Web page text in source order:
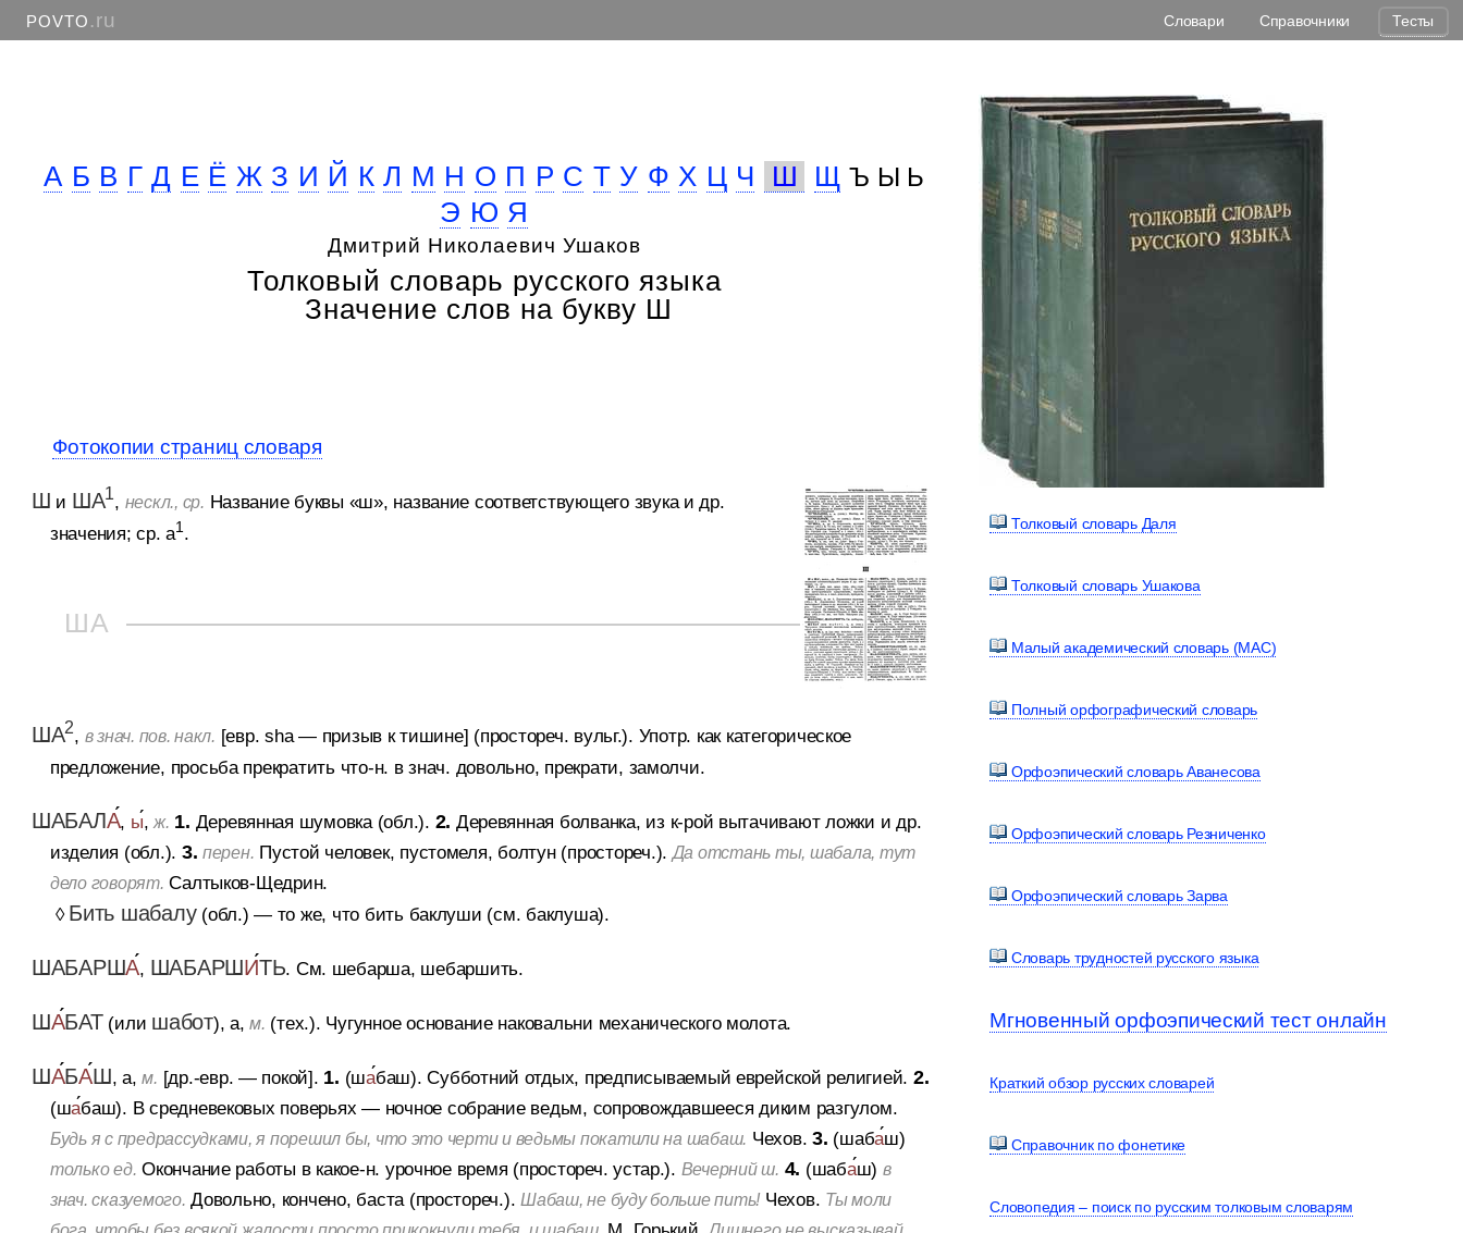
POVTO .ru Словари Справочники Тесты
А Б В Г Д Е Ё Ж З И Й К Л М Н О П Р С Т У Ф Х Ц Ч Ш Щ Ъ Ы Ь
Э Ю Я
Дмитрий Николаевич Ушаков
Толковый словарь русского языка
Значение слов на букву Ш
Фотокопии страниц словаря
Ш и ША1, нескл., ср. Название буквы «ш», название соответствующего звука и др.
значения; ср. а1.
ША
ША2, в знач. пов. накл. [евр. sha — призыв к тишине] (простореч. вульг.). Употр. как категорическое
предложение, просьба прекратить что-н. в знач. довольно, прекрати, замолчи.
ШАБАЛА, ы,ж. 1. Деревянная шумовка (обл.). 2. Деревянная болванка, из к-рой вытачивают ложки и др.
изделия (обл.). 3. перен. Пустой человек, пустомеля, болтун (простореч.). Да отстань ты, шабала, тут
дело говорят. Салтыков-Щедрин.
◊ Бить шабалу(обл.)— то же, что бить баклуши (см. баклуша).
ШАБАРША, ШАБАРШИТЬ. См. шебарша, шебаршить.
ШАБАТ(или шабот), а,м. (тех.). Чугунное основание наковальни механического молота.
ШАБАШ, а,м. [др.-евр. — покой]. 1. (шабаш).Субботний отдых, предписываемый еврейской религией. 2.
(шабаш). В средневековых поверьях — ночное собрание ведьм, сопровождавшееся диким разгулом.
Будь я с предрассудками, я порешил бы, что это черти и ведьмы покатили на шабаш. Чехов. 3. (шабаш)
только ед. Окончание работы в какое-н. урочное время (простореч. устар.). Вечерний ш. 4. (шабаш) в
знач. сказуемого. Довольно, кончено, баста (простореч.). Шабаш, не буду больше пить!Чехов. Ты моли
Толковый словарь Даля
Толковый словарь Ушакова
Малый академический словарь (МАС)
Полный орфографический словарь
Орфоэпический словарь Аванесова
Орфоэпический словарь Резниченко
Орфоэпический словарь Зарва
Словарь трудностей русского языка
Мгновенный орфоэпический тест онлайн
Краткий обзор русских словарей
Справочник по фонетике
Словопедия – поиск по русским толковым словарям